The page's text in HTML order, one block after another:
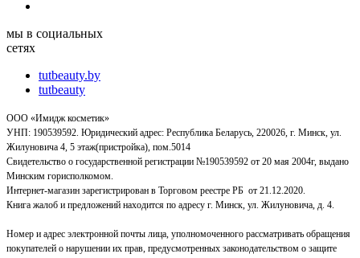
мы в социальных
сетях
tutbeauty.by
tutbeauty
ООО «Имидж косметик»
УНП: 190539592. Юридический адрес: Республика Беларусь, 220026, г. Минск, ул.
Жилуновича 4, 5 этаж(пристройка), пом.5014
Свидетельство о государственной регистрации №190539592 от 20 мая 2004г, выдано
Минским горисполкомом.
Интернет-магазин зарегистрирован в Торговом реестре РБ от 21.12.2020.
Книга жалоб и предложений находится по адресу г. Минск, ул. Жилуновича, д. 4.
Номер и адрес электронной почты лица, уполномоченного рассматривать обращения
покупателей о нарушении их прав, предусмотренных законодательством о защите